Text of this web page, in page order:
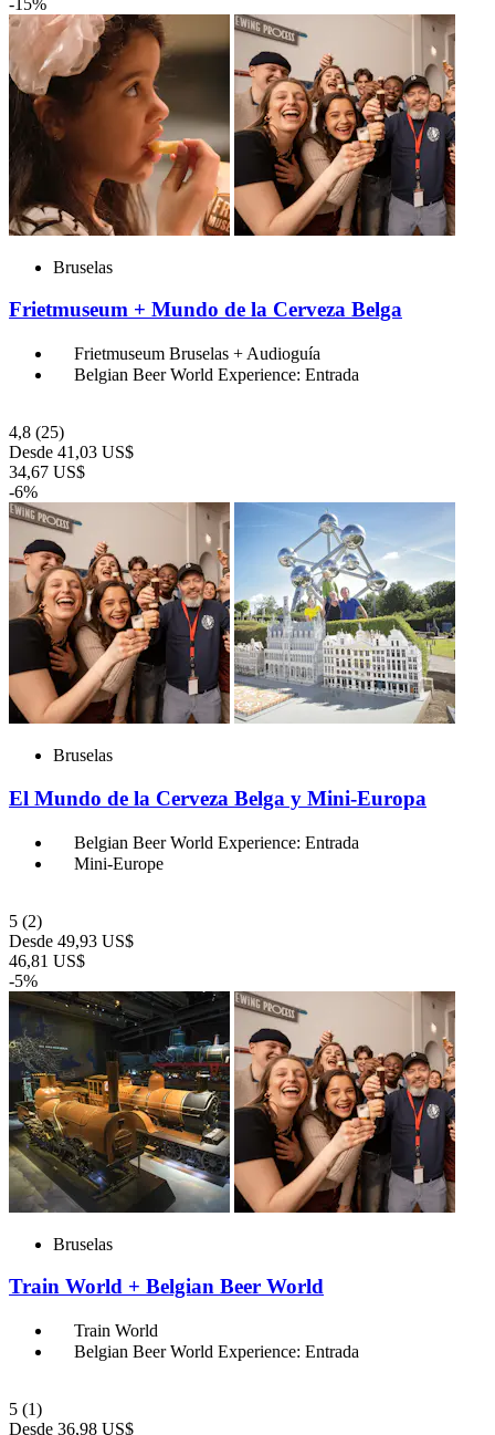
Bruselas
Frietmuseum + Mundo de la Cerveza Belga
Frietmuseum Bruselas + Audioguía
Belgian Beer World Experience: Entrada
4,8 (25)
Desde 41,03 US$
34,67 US$
-6%
Bruselas
El Mundo de la Cerveza Belga y Mini-Europa
Belgian Beer World Experience: Entrada
Mini-Europe
5 (2)
Desde 49,93 US$
46,81 US$
-5%
Bruselas
Train World + Belgian Beer World
Train World
Belgian Beer World Experience: Entrada
5 (1)
Desde 36,98 US$